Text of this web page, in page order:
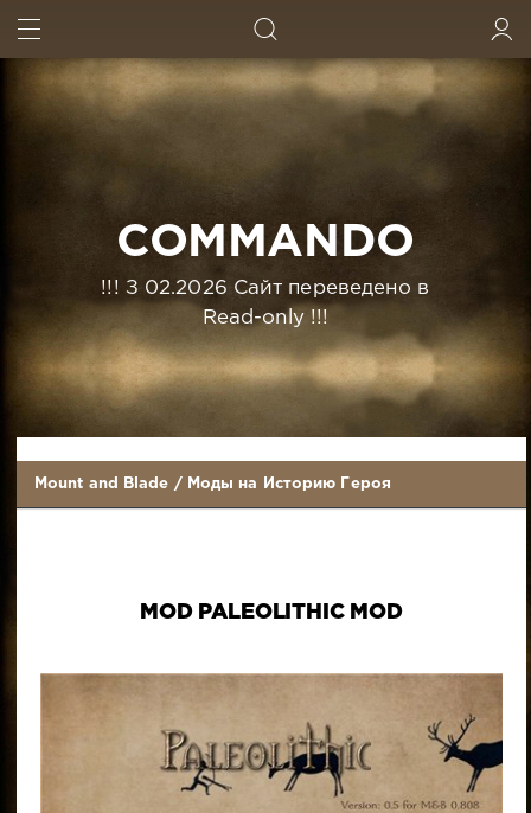
COMMANDO
!!! З 02.2026 Сайт переведено в
Read-only !!!
Mount and Blade / Моды на Историю Героя
MOD PALEOLITHIC MOD